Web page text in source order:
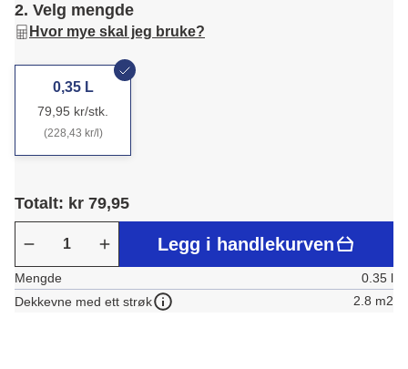
2. Velg mengde
Hvor mye skal jeg bruke?
0,35 L
79,95 kr/stk.
(228,43 kr/l)
Totalt: kr 79,95
Legg i handlekurven
Mengde
0.35 l
Dekkevne med ett strøk
2.8 m2